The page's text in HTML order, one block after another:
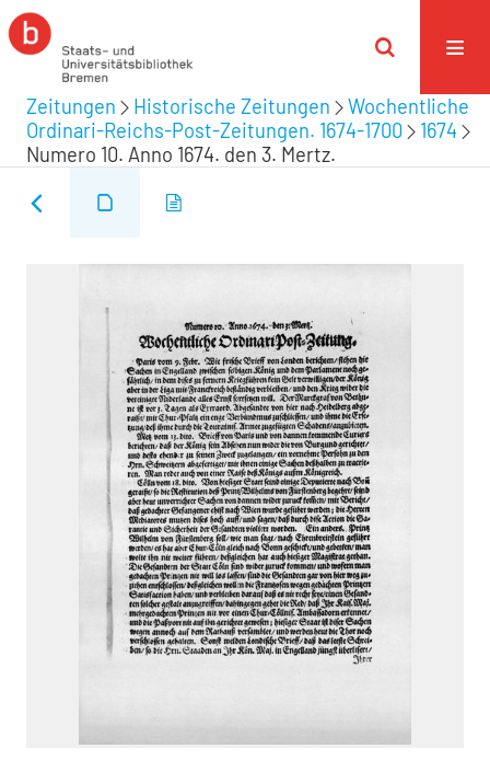
Zeitungen Historische Zeitungen
Wochentliche
Ordinari-Reichs-Post-Zeitungen. 1674-1700
1674
Numero 10. Anno 1674. den 3. Mertz.